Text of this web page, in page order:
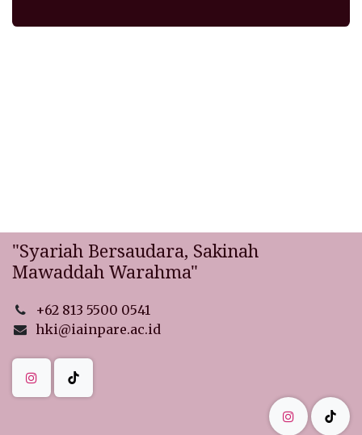
"Syariah Bersaudara, Sakinah
Mawaddah Warahma"
+62 813 5500 0541
hki@iainpare.ac.id